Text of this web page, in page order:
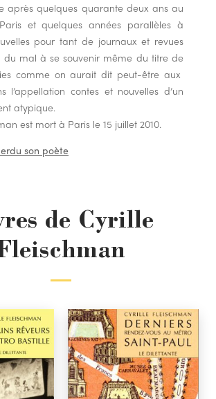
après quelques quarante deux ans au
et quelques années parallèles à
pour tant de journaux et revues
du mal à se souvenir même du titre de
comme on aurait dit peut-être aux
l’appellation contes et nouvelles d’un
atypique.
est mort à Paris le 15 juillet 2010.
son poète
de Cyrille